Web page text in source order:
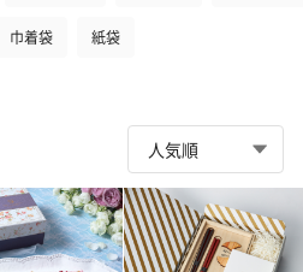
巾着袋 紙袋